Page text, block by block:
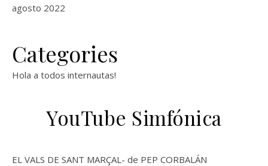
agosto 2022
Categories
Hola a todos internautas!
YouTube Simfónica
EL VALS DE SANT MARÇAL- de PEP CORBALÁN